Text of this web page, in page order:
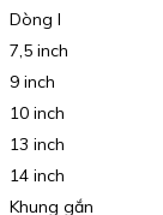
Dòng I
7,5 inch
9 inch
10 inch
13 inch
14 inch
Khung gắn